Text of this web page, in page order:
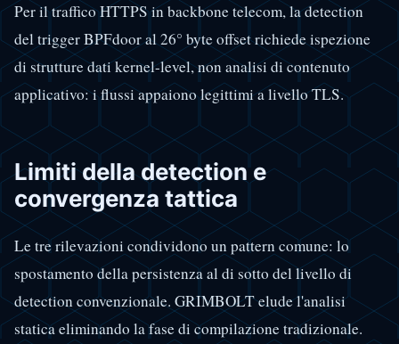
Per il traffico HTTPS in backbone telecom, la detection
del trigger BPFdoor al 26° byte offset richiede ispezione
di strutture dati kernel-level, non analisi di contenuto
applicativo: i flussi appaiono legittimi a livello TLS.
Limiti della detection e
convergenza tattica
Le tre rilevazioni condividono un pattern comune: lo
spostamento della persistenza al di sotto del livello di
detection convenzionale. GRIMBOLT elude l'analisi
statica eliminando la fase di compilazione tradizionale.